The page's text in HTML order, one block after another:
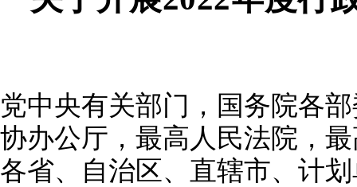
党中央有关部门，国务院各
协办公厅，最高人民法院，
各省、自治区、直辖市、计